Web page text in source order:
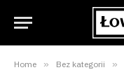
Home » Bez kategorii »